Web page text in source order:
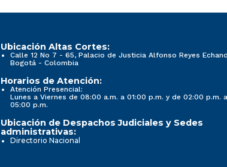
Ubicación Altas Cortes:
Calle 12 No 7 - 65, Palacio de Justicia Alfonso Reyes
Bogotá - Colombia
Horarios de Atención:
Atención Presencial:
Lunes a Viernes de 08:00 a.m. a 01:00 p.m. y de 02:00 p.m. a
05:00 p.m.
Ubicación de Despachos Judiciales y Sedes
administrativas:
Directorio Nacional